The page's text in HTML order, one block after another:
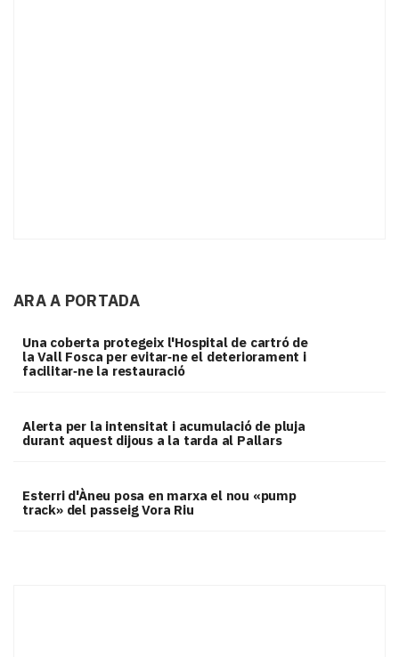
ARA A PORTADA
Una coberta protegeix l'Hospital de cartró de
la Vall Fosca per evitar‑ne el deteriorament i
facilitar‑ne la restauració
Alerta per la intensitat i acumulació de pluja
durant aquest dijous a la tarda al Pallars
Esterri d'Àneu posa en marxa el nou «pump
track» del passeig Vora Riu